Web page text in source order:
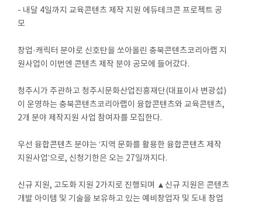
- 내달 4일까지 교육콘텐츠 제작 지원 에듀테크콘 프로젝트 공
모
창업·캐릭터 분야로 신호탄을 쏘아올린 충북콘텐츠코리아랩 지
원사업이 이번엔 콘텐츠 제작 분야 공모에 들어갔다.
청주시가 주관하고 청주시문화산업진흥재단(대표이사 변광섭)
이 운영하는 충북콘텐츠코리아랩이 융합콘텐츠와 교육콘텐츠,
2개 분야 제작지원 사업 참여자를 모집한다.
우선 융합콘텐츠 분야는 ‘지역 문화를 활용한 융합콘텐츠 제작
지원사업’으로, 신청기한은 오는 27일까지다.
신규 지원, 고도화 지원 2가지로 진행되며 ▲신규 지원은 콘텐츠
개발 아이템 및 기술을 보유하고 있는 예비창업자 및 도내 창업